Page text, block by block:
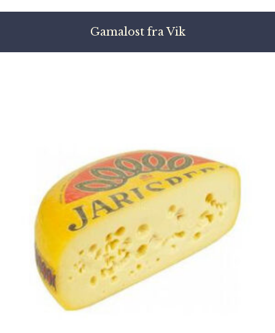
Gamalost fra Vik